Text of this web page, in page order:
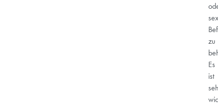
zu
Es
ist